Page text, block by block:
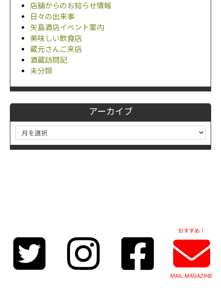
店舗からのお知らせ情報
日々の出来事
矢島酒店イベント案内
美味しい飲食店
蔵元さんご来店
酒蔵訪問記
未分類
アーカイブ
おすすめ！
MAIL MAGAZINE